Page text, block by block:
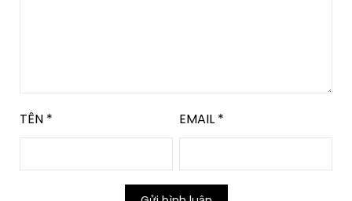
TÊN * EMAIL *